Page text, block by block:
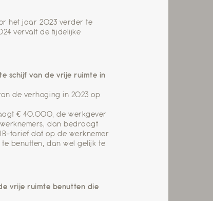
het jaar 2023 verder te
vervalt de tijdelijke
schijf van de vrije ruimte in
de verhoging in 2023 op
€ 40.000, de werkgever
dan bedraagt
tarief dat op de werknemer
benutten, dan wel gelijk te
vrije ruimte benutten die